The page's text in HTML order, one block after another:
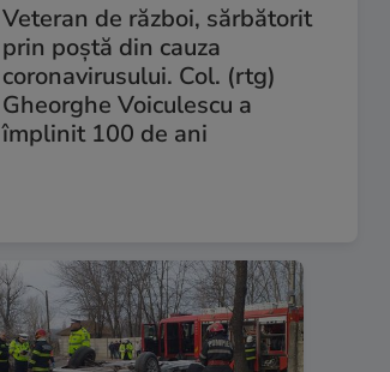
Veteran de război, sărbătorit
prin poștă din cauza
coronavirusului. Col. (rtg)
Gheorghe Voiculescu a
împlinit 100 de ani